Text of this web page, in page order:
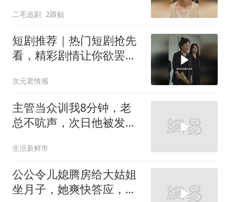
二毛追剧 2跟贴
短剧推荐｜热门短剧抢先
看，精彩剧情让你欲罢不
次元君情感
主管当众训我8分钟，老
总不吭声，次日他被发配
生活新鲜市
公公令儿媳腾房给大姑姐
坐月子，她爽快答应，出